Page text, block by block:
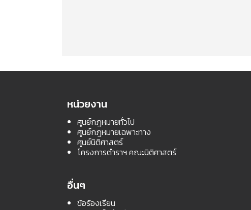
หน่วยงาน
ศูนย์กฎหมายทั่วไป
ศูนย์กฎหมายเฉพาะทาง
ศูนย์นิติศาสตร์
โครงการตำราฯ คณะนิติศาสตร์
อื่นๆ
ข้อร้องเรียน